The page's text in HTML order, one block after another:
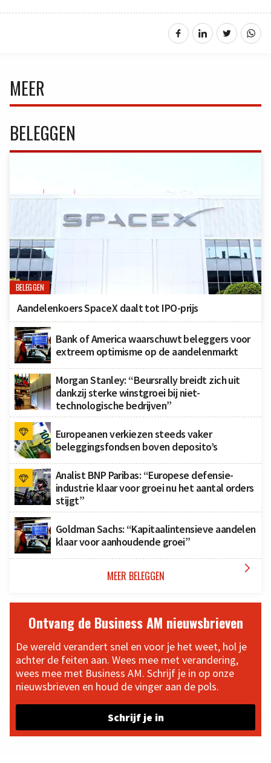
MEER
BELEGGEN
BELEGGEN
Aandelenkoers SpaceX daalt tot IPO-prijs
Bank of America waarschuwt beleggers voor
extreem optimisme op de aandelenmarkt
Morgan Stanley: “Beursrally breidt zich uit
dankzij sterke winstgroei bij niet-
technologische bedrijven”
Europeanen verkiezen steeds vaker
beleggingsfondsen boven deposito’s
Analist BNP Paribas: “Europese defensie-
industrie klaar voor groei nu het aantal orders
stijgt”
Goldman Sachs: “Kapitaalintensieve aandelen
klaar voor aanhoudende groei”
MEER BELEGGEN 
Ontvang de Business AM nieuwsbrieven
De wereld verandert snel en voor je het weet, hol je
achter de feiten aan. Wees mee met verandering,
wees mee met Business AM. Schrijf je in op onze
nieuwsbrieven en houd de vinger aan de pols.
Schrijf je in